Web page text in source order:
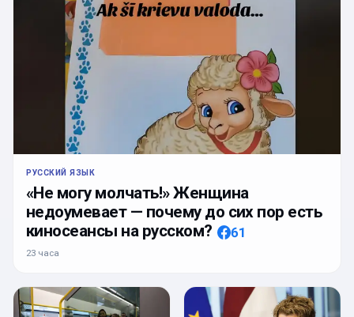
РУССКИЙ ЯЗЫК
«Не могу молчать!» Женщина
недоумевает — почему до сих пор есть
киносеансы на русском?
61
23 часа